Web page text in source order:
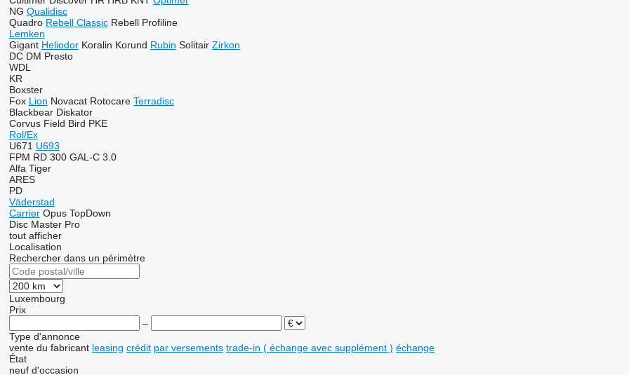
NG Qualidisc
Quadro Rebell Classic Rebell Profiline
Lemken
Gigant Heliodor Koralin Korund Rubin Solitair Zirkon
DC DM Presto
WDL
KR
Boxster
Fox Lion Novacat Rotocare Terradisc
Blackbear Diskator
Corvus Field Bird PKE
Rol/Ex
U671 U693
FPM RD 300 GAL-C 3.0
Alfa Tiger
ARES
PD
Väderstad
Carrier Opus TopDown
Disc Master Pro
tout afficher
Localisation
Rechercher dans un périmètre
Luxembourg
Prix
–
Type d'annonce
vente du fabricant leasing crédit par versements trade-in ( échange avec supplément ) échange
État
neuf d'occasion